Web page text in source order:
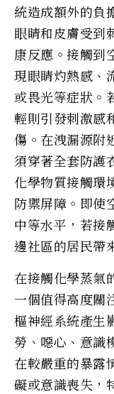
統造成額外的負
眼睛和皮膚受到
康反應。接觸到
現眼睛灼熱感、
或畏光等症狀。
輕則引發刺激感
傷。在洩漏源附
須穿著全套防護
化學物質接觸環
防禦屏障。即使
中等水平，若接
邊社區的居民帶
在接觸化學蒸氣
一個值得高度關
樞神經系統產生
勞、噁心、意識
在較嚴重的暴露
礙或意識喪失，